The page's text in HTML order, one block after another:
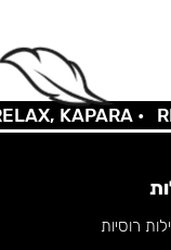
KAPARA •
רוסיות